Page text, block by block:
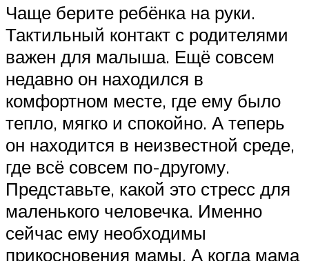
Чаще берите ребёнка на руки.
Тактильный контакт с родителями
важен для малыша. Ещё совсем
недавно он находился в
комфортном месте, где ему было
тепло, мягко и спокойно. А теперь
он находится в неизвестной среде,
где всё совсем по-другому.
Представьте, какой это стресс для
маленького человечка. Именно
сейчас ему необходимы
прикосновения мамы. А когда мама